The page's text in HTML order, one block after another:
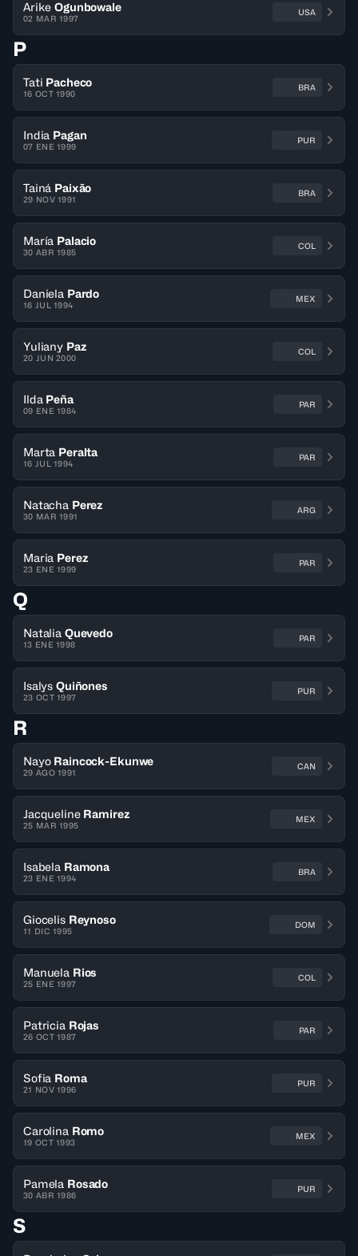
Arike Ogunbowale
02 MAR 1997
USA
P
Tati Pacheco
16 OCT 1990
BRA
India Pagan
07 ENE 1999
PUR
Tainá Paixão
29 NOV 1991
BRA
María Palacio
30 ABR 1985
COL
Daniela Pardo
16 JUL 1994
MEX
Yuliany Paz
20 JUN 2000
COL
Ilda Peña
09 ENE 1984
PAR
Marta Peralta
16 JUL 1994
PAR
Natacha Perez
30 MAR 1991
ARG
Maria Perez
23 ENE 1999
PAR
Q
Natalia Quevedo
13 ENE 1998
PAR
Isalys Quiñones
23 OCT 1997
PUR
R
Nayo Raincock-Ekunwe
29 AGO 1991
CAN
Jacqueline Ramirez
25 MAR 1995
MEX
Isabela Ramona
23 ENE 1994
BRA
Giocelis Reynoso
11 DIC 1995
DOM
Manuela Rios
25 ENE 1997
COL
Patricia Rojas
26 OCT 1987
PAR
Sofia Roma
21 NOV 1996
PUR
Carolina Romo
19 OCT 1993
MEX
Pamela Rosado
30 ABR 1986
PUR
S